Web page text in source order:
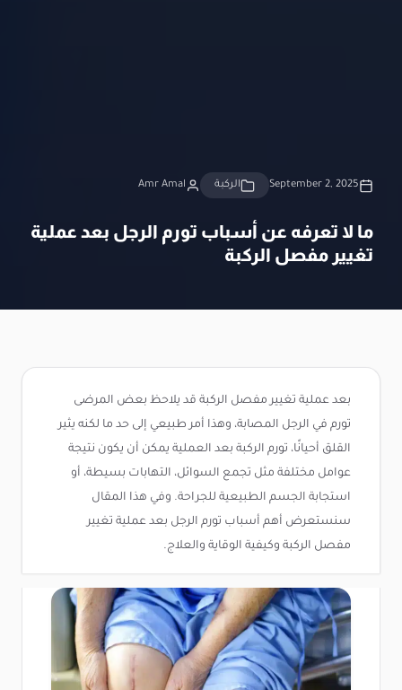
September 2, 2025 الركبة Amr Amal
ما لا تعرفه عن أسباب تورم الرجل بعد عملية
تغيير مفصل الركبة
بعد عملية تغيير مفصل الركبة قد يلاحظ بعض المرضى
تورم في الرجل المصابة، وهذا أمر طبيعي إلى حد ما لكنه يثير
القلق أحيانًا، تورم الركبة بعد العملية يمكن أن يكون نتيجة
عوامل مختلفة مثل تجمع السوائل، التهابات بسيطة، أو
استجابة الجسم الطبيعية للجراحة. وفي هذا المقال
سنستعرض أهم أسباب تورم الرجل بعد عملية تغيير
مفصل الركبة وكيفية الوقاية والعلاج.